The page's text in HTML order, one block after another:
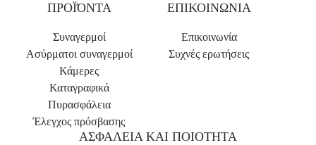
ΠΡΟΪΌΝΤΑ
Συναγερμοί
Ασύρματοι συναγερμοί
Κάμερες
Καταγραφικά
Πυρασφάλεια
Έλεγχος πρόσβασης
ΕΠΙΚΟΙΝΩΝΙΑ
Επικοινωνία
Συχνές ερωτήσεις
ΑΣΦΑΛΕΙΑ ΚΑΙ ΠΟΙΟΤΗΤΑ